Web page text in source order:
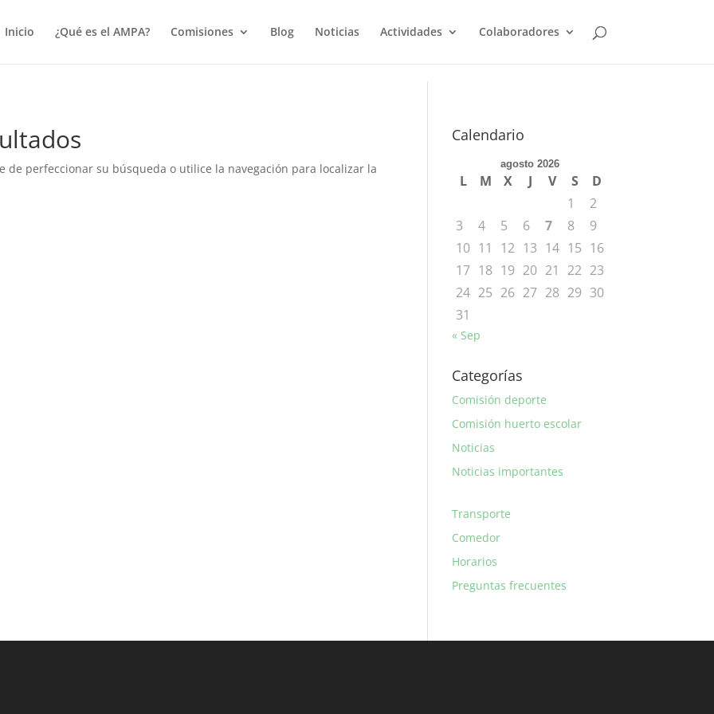
Inicio
¿Qué es el AMPA? Comisiones Blog Noticias Actividades Colaboradores
de perfeccionar su búsqueda o utilice la navegación para localizar la
Calendario
agosto 2026
L M X J V S
D
1
2
3
4 5 6 7 8
9
10 11 12 13 14 15 16
17 18 19 20 21 22 23
24 25 26 27 28 29 30
31
« Sep
Categorías
Comisión deporte
Comisión huerto escolar
Noticias
Noticias importantes
Transporte
Comedor
Horarios
Preguntas frecuentes